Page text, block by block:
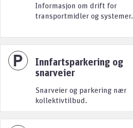
Informasjon om drift for
transportmidler og systemer.
Innfartsparkering og
snarveier
Snarveier og parkering nær
kollektivtilbud.